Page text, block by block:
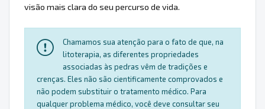
visão mais clara do seu percurso de vida.
Chamamos sua atenção para o fato de que, na
litoterapia, as diferentes propriedades
associadas às pedras vêm de tradições e
crenças. Eles não são cientificamente comprovados e
não podem substituir o tratamento médico. Para
qualquer problema médico, você deve consultar seu